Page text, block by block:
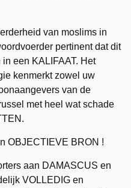
van moslims in
pertinent dat dit
een KALIFAAT. Het
kenmerkt zowel uw
van de
met heel wat schade
OBJECTIEVE BRON !
aan DAMASCUS en
VOLLEDIG en